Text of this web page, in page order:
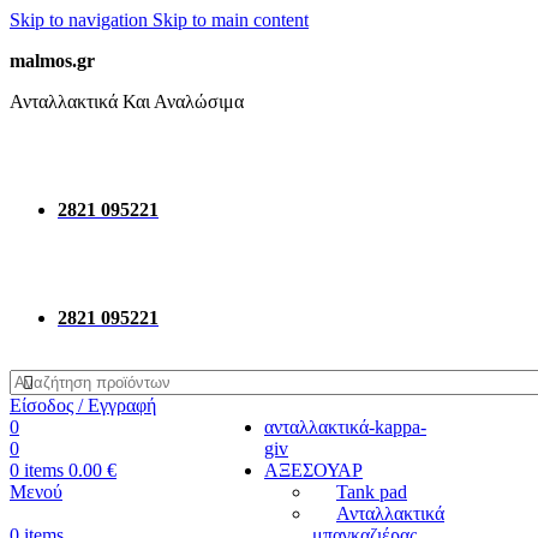
Skip to navigation Skip to main content
malmos.gr
Ανταλλακτικά Και Αναλώσιμα
2821 095221
2821 095221
ανταλλακτικά-kappa-
giv
ΑΞΕΣΟΥΑΡ
Tank pad
Ανταλλακτικά
Είσοδος / Εγγραφή
0
0
0 items 0.00 €
Μενού